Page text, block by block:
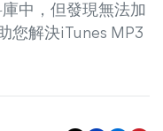
中，但發現無法加
您解決iTunes MP3